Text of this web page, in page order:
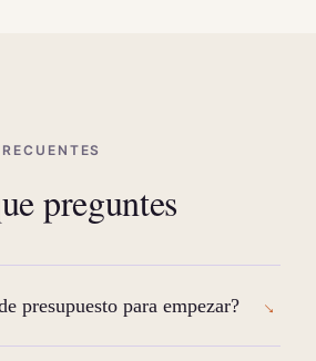
preguntes
presupuesto para empezar?